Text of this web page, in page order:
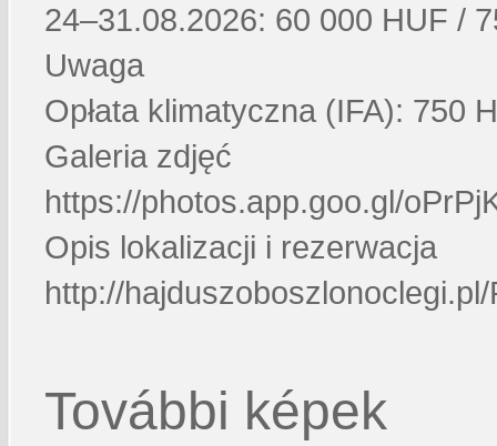
24–31.08.2026: 60 000 HUF /
Uwaga
Opłata klimatyczna (IFA): 750
Galeria zdjęć
https://photos.app.goo.gl/
Opis lokalizacji i rezerwacja
http://
További képek